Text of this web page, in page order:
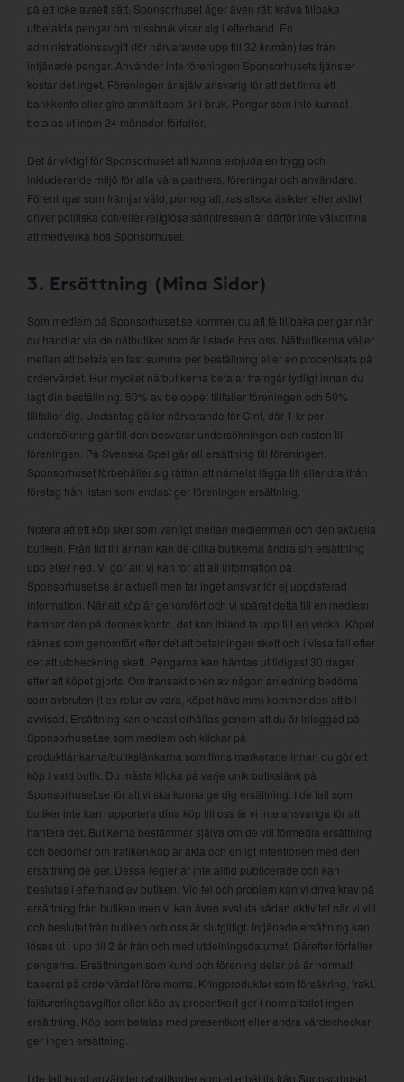
på ett icke avsett sätt. Sponsorhuset äger även rätt kräva tillbaka
utbetalda pengar om missbruk visar sig i efterhand. En
administrationsavgift (för närvarande upp till 32 kr/mån) tas från
intjänade pengar. Använder inte föreningen Sponsorhusets tjänster
kostar det inget. Föreningen är själv ansvarig för att det finns ett
bankkonto eller giro anmält som är i bruk. Pengar som inte kunnat
betalas ut inom 24 månader förfaller.
Det är viktigt för Sponsorhuset att kunna erbjuda en trygg och
inkluderande miljö för alla våra partners, föreningar och användare.
Föreningar som främjar våld, pornografi, rasistiska åsikter, eller aktivt
driver politiska och/eller religiösa särintressen är därför inte välkomna
att medverka hos Sponsorhuset.
3. Ersättning (Mina Sidor)
Som medlem på Sponsorhuset.se kommer du att få tillbaka pengar när
du handlar via de nätbutiker som är listade hos oss. Nätbutikerna väljer
mellan att betala en fast summa per beställning eller en procentsats på
ordervärdet. Hur mycket nätbutikerna betalar framgår tydligt innan du
lagt din beställning. 50% av beloppet tillfaller föreningen och 50%
tillfaller dig. Undantag gäller närvarande för Cint, där 1 kr per
undersökning går till den besvarar undersökningen och resten till
föreningen. På Svenska Spel går all ersättning till föreningen.
Sponsorhuset förbehåller sig rätten att närhelst lägga till eller dra ifrån
företag från listan som endast ger föreningen ersättning.
Notera att ett köp sker som vanligt mellan medlemmen och den aktuella
butiken. Från tid till annan kan de olika butikerna ändra sin ersättning
upp eller ned. Vi gör allt vi kan för att all information på
Sponsorhuset.se är aktuell men tar inget ansvar för ej uppdaterad
information. När ett köp är genomfört och vi spårat detta till en medlem
hamnar den på dennes konto, det kan ibland ta upp till en vecka. Köpet
räknas som genomfört efter det att betalningen skett och i vissa fall efter
det att utcheckning skett. Pengarna kan hämtas ut tidigast 30 dagar
efter att köpet gjorts. Om transaktionen av någon anledning bedöms
som avbruten (t ex retur av vara, köpet hävs mm) kommer den att bli
avvisad. Ersättning kan endast erhållas genom att du är inloggad på
Sponsorhuset.se som medlem och klickar på
produktlänkarna/butikslänkarna som finns markerade innan du gör ett
köp i vald butik. Du måste klicka på varje unik butikslänk på
Sponsorhuset.se för att vi ska kunna ge dig ersättning. I de fall som
butiker inte kan rapportera dina köp till oss är vi inte ansvariga för att
hantera det. Butikerna bestämmer själva om de vill förmedla ersättning
och bedömer om trafiken/köp är äkta och enligt intentionen med den
ersättning de ger. Dessa regler är inte alltid publicerade och kan
beslutas i efterhand av butiken. Vid fel och problem kan vi driva krav på
ersättning från butiken men vi kan även avsluta sådan aktivitet när vi vill
och beslutet från butiken och oss är slutgiltigt. Intjänade ersättning kan
lösas ut i upp till 2 år från och med utdelningsdatumet. Därefter förfaller
pengarna. Ersättningen som kund och förening delar på är normalt
baserat på ordervärdet före moms. Kringprodukter som försäkring, frakt,
faktureringsavgifter eller köp av presentkort ger i normalfallet ingen
ersättning. Köp som betalas med presentkort eller andra värdecheckar
ger ingen ersättning.
I de fall kund använder rabattkoder som ej erhållits från Sponsorhuset